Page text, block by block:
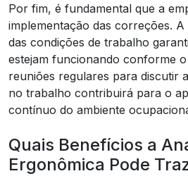
Por fim, é fundamental que a
implementação das correções.
das condições de trabalho
estejam funcionando conforme
reuniões regulares para discutir
no trabalho contribuirá para o
contínuo do ambiente
Quais Benefícios a
Ergonômica Pode